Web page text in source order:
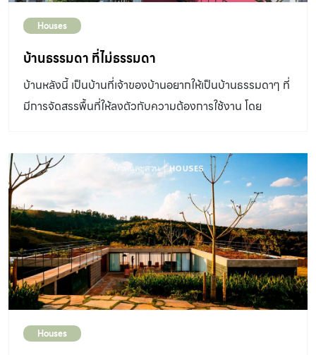
Houses
บ้านธรรมดา ที่ไม่ธรรมดา
บ้านหลังนี้ เป็นบ้านที่เจ้าของบ้านอยากให้เป็นบ้านธรรมดาๆ ที่
มีการจัดสรรพื้นที่ให้ลงตัวกับความต้องการใช้งาน โดย
Houses